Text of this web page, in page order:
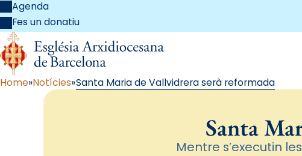
Agenda
Fes un donatiu
Home Notícies Santa Maria de Vallvidrera serà reformada
Santa
Mentre s’executin